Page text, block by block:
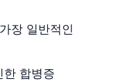
장 일반적인
한 합병증